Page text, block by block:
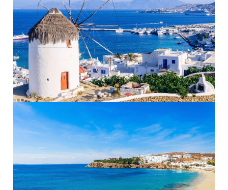
PRO ZVĚTŠENÍ KLIKNI
PRO ZVĚTŠENÍ KLIKNI